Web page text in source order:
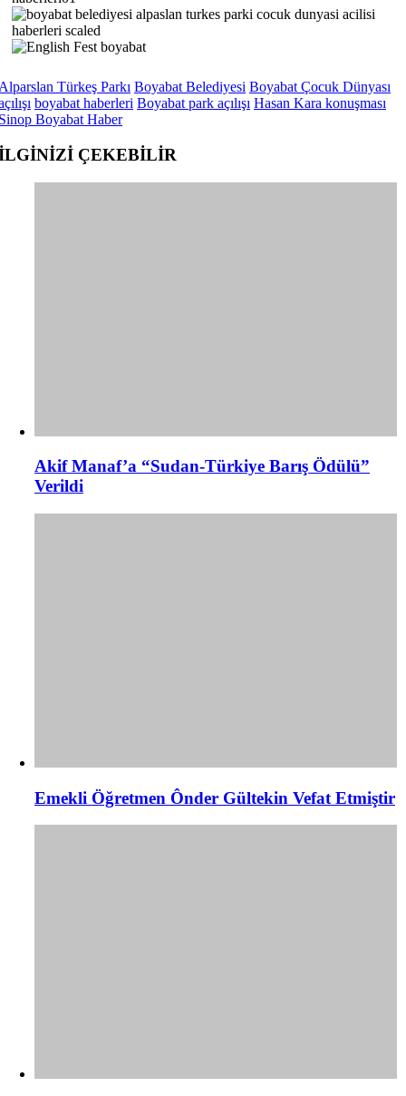
Türkeş Parkı Boyabat Belediyesi Boyabat Çocuk Dünyası
boyabat haberleri Boyabat park açılışı Hasan Kara konuşması
Boyabat Haber
ÇEKEBİLİR
Akif Manaf’a “Sudan-Türkiye Barış Ödülü”
Verildi
Emekli Öğretmen Ônder Gültekin Vefat Etmiştir